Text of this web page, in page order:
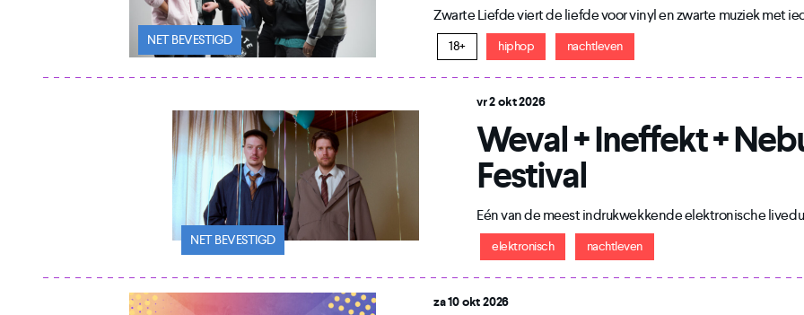
NET BEVESTIGD
Zwarte Liefde viert de liefde voor vinyl en zwarte muziek met
18+ hiphop nachtleven
NET BEVESTIGD
vr 2 okt 2026
Weval + Ineffekt +
Festival
Eén van de meest indrukwekkende elektronische
elektronisch nachtleven
za 10 okt 2026